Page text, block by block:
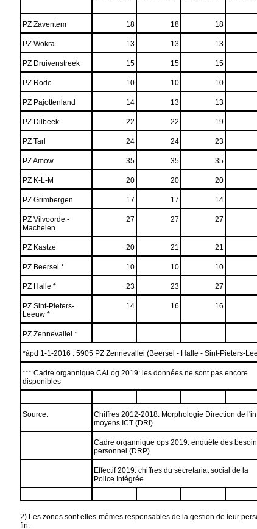
PZ Zaventem 18 18 18
PZ Wokra 13 13 13
PZ Druivenstreek 15 15 15
PZ Rode 10 10 10
PZ Pajottenland 14 13 13
PZ Dilbeek 22 22 19
PZ Tarl 24 24 23
PZ Amow 35 35 35
PZ K-L-M 20 20 20
PZ Grimbergen 17 17 14
PZ Vilvoorde -
Machelen
27 27 27
PZ Kastze 20 21 21
PZ Beersel * 10 10 10
PZ Halle * 23 23 27
PZ Sint-Pieters-
Leeuw *
14 16 16
PZ Zennevallei *
*àpd 1-1-2016 : 5905 PZ Zennevallei (Beersel - Halle - Sint-Pieters-
*** Cadre organnique CALog 2019: les données ne sont pas encore
disponibles
Source:
Chiffres 2012-2018: Morphologie Direction de
moyens ICT (DRI)
Cadre organnique ops 2019: enquête des
personnel (DRP)
Effectif 2019: chiffres du sécretariat social de la
Police Intégrée
2) Les zones sont elles-mêmes responsables de la gestion de leur
fin.